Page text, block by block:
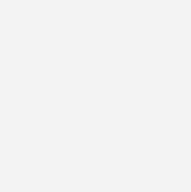
Gartenhöfen etwa die
Wenn die Sonne nicht
Green Planet Energy
Spezial zur Photovoltaik
auf einen Schlag